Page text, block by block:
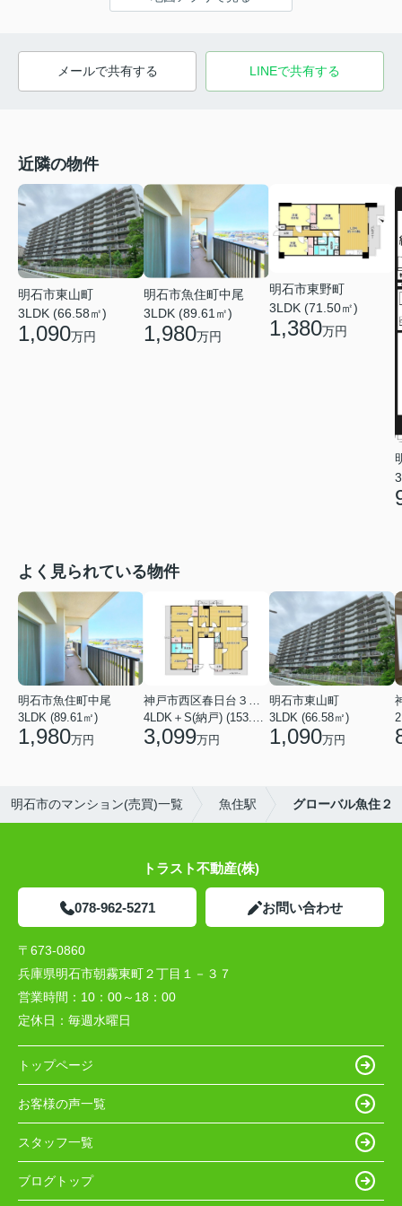
メールで共有する LINEで共有する
近隣の物件
明石市東山町
3LDK (66.58㎡)
1,090万円
明石市魚住町中尾
3LDK (89.61㎡)
1,980万円
明石市東野町
3LDK (71.50㎡)
1,380万円
よく見られている物件
明石市魚住町中尾
3LDK (89.61㎡)
1,980万円
神戸市西区春日台３丁目
4LDK＋S(納戸) (153.86㎡)
3,099万円
明石市東山町
3LDK (66.58㎡)
1,090万円
明石市のマンション(売買)一覧 魚住駅 グローバル魚住２
トラスト不動産(株)
078-962-5271 お問い合わせ
〒673-0860
兵庫県明石市朝霧東町２丁目１－３７
営業時間： 10：00～18：00
定休日： 毎週水曜日
トップページ
お客様の声一覧
スタッフ一覧
ブログトップ